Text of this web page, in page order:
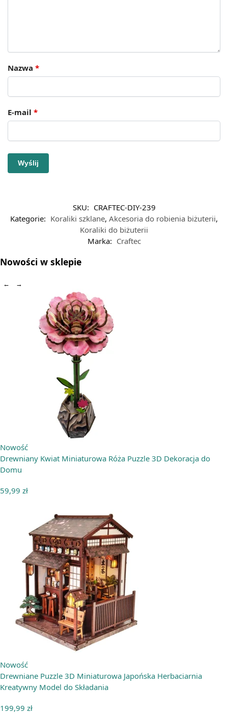
Nazwa *
E-mail *
SKU: CRAFTEC-DIY-239
Kategorie: Koraliki szklane, Akcesoria do robienia biżuterii,
Koraliki do biżuterii
Marka: Craftec
Nowości w sklepie
← →
Nowość
Drewniany Kwiat Miniaturowa Róża Puzzle 3D Dekoracja do
Domu
59,99 zł
Nowość
Drewniane Puzzle 3D Miniaturowa Japońska Herbaciarnia
Kreatywny Model do Składania
199,99 zł